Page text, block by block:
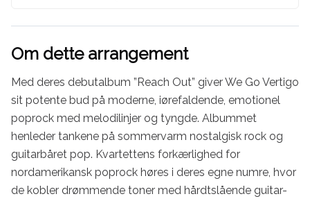
Om dette arrangement
Med deres debutalbum ”Reach Out” giver We Go Vertigo
sit potente bud på moderne, iørefaldende, emotionel
poprock med melodilinjer og tyngde. Albummet
henleder tankene på sommervarm nostalgisk rock og
guitarbåret pop. Kvartettens forkærlighed for
nordamerikansk poprock høres i deres egne numre, hvor
de kobler drømmende toner med hårdtslående guitar-